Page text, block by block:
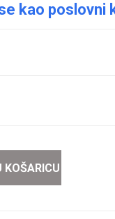
kao poslovni
KOŠARICU